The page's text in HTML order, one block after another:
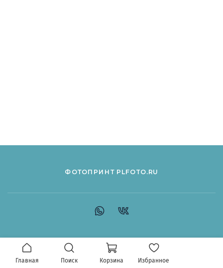
ФОТОПРИНТ PLFOTO.RU
Главная Поиск Корзина Избранное